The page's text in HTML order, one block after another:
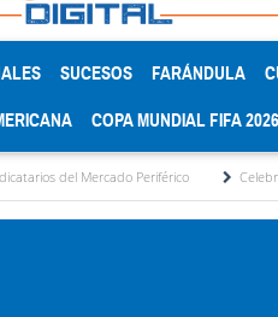
SUCESOS FARÁNDULA
COPA MUNDIAL FIFA 2026
Periférico Celebrando la